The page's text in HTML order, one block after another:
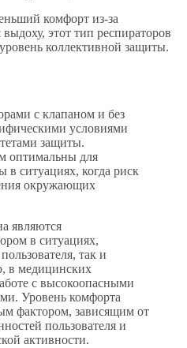
комфорт из-за
этот тип респираторов
коллективной защиты.
с клапаном и без
условиями
защиты.
оптимальны для
ситуациях, когда риск
окружающих
являются
в ситуациях,
так и
в медицинских
с высокоопасными
Уровень комфорта
фактором, зависящим от
пользователя и
активности.